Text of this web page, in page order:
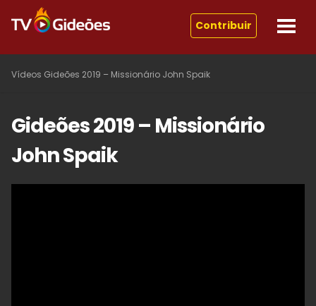
Contribuir
Vídeos Gideões 2019 – Missionário John Spaik
Gideões 2019 – Missionário
John Spaik